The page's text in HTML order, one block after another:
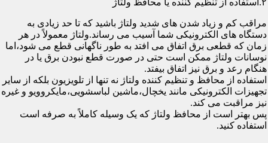
۲.استفاده از تنظیم کننده یا محافظ ولتاژ
مراقب کم و زیاد شدن های شدید ولتاژ باشید که تا حد زیادی به
دستگاه های الکترونیکی شما آسیب می رساند.ولتاژ معمولاً در هر
زمان که قطعی برق اتفاق می افتد به طور ناگهانی قطع می شود،اما
نوسانات ولتاژ ممکن است حتی در صورت قطع نبودن برق یا در
هنگام رعد و برق نیز اتفاق بیفتد.
استفاده از محافظ و تنظیم کننده ولتاژ نه تنها از تلویزیون بلکه از سایر
تجهیزات الکترونیکی مانند یخچال،ماشین لباسشویی،مایکروویو و غیره
نیز مراقبت می کند.
پس بهتر است از محافظ ولتاژ که یک وسیله کاملاً به صرفه است
استفاده کنید.